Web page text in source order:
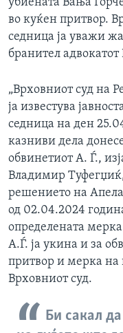
убиената Вања
во куќен притвор.
седница ја уважи
бранител
„Врховниот суд на
ја известува
седница на ден
казниви дела
обвинетиот А. Ѓ.,
Владимир Туфегџиќ,
решението на
од 02.04.2024
определената
А.Ѓ. ја укина и за
притвор и мерка на
Врховниот суд.
Би сакал